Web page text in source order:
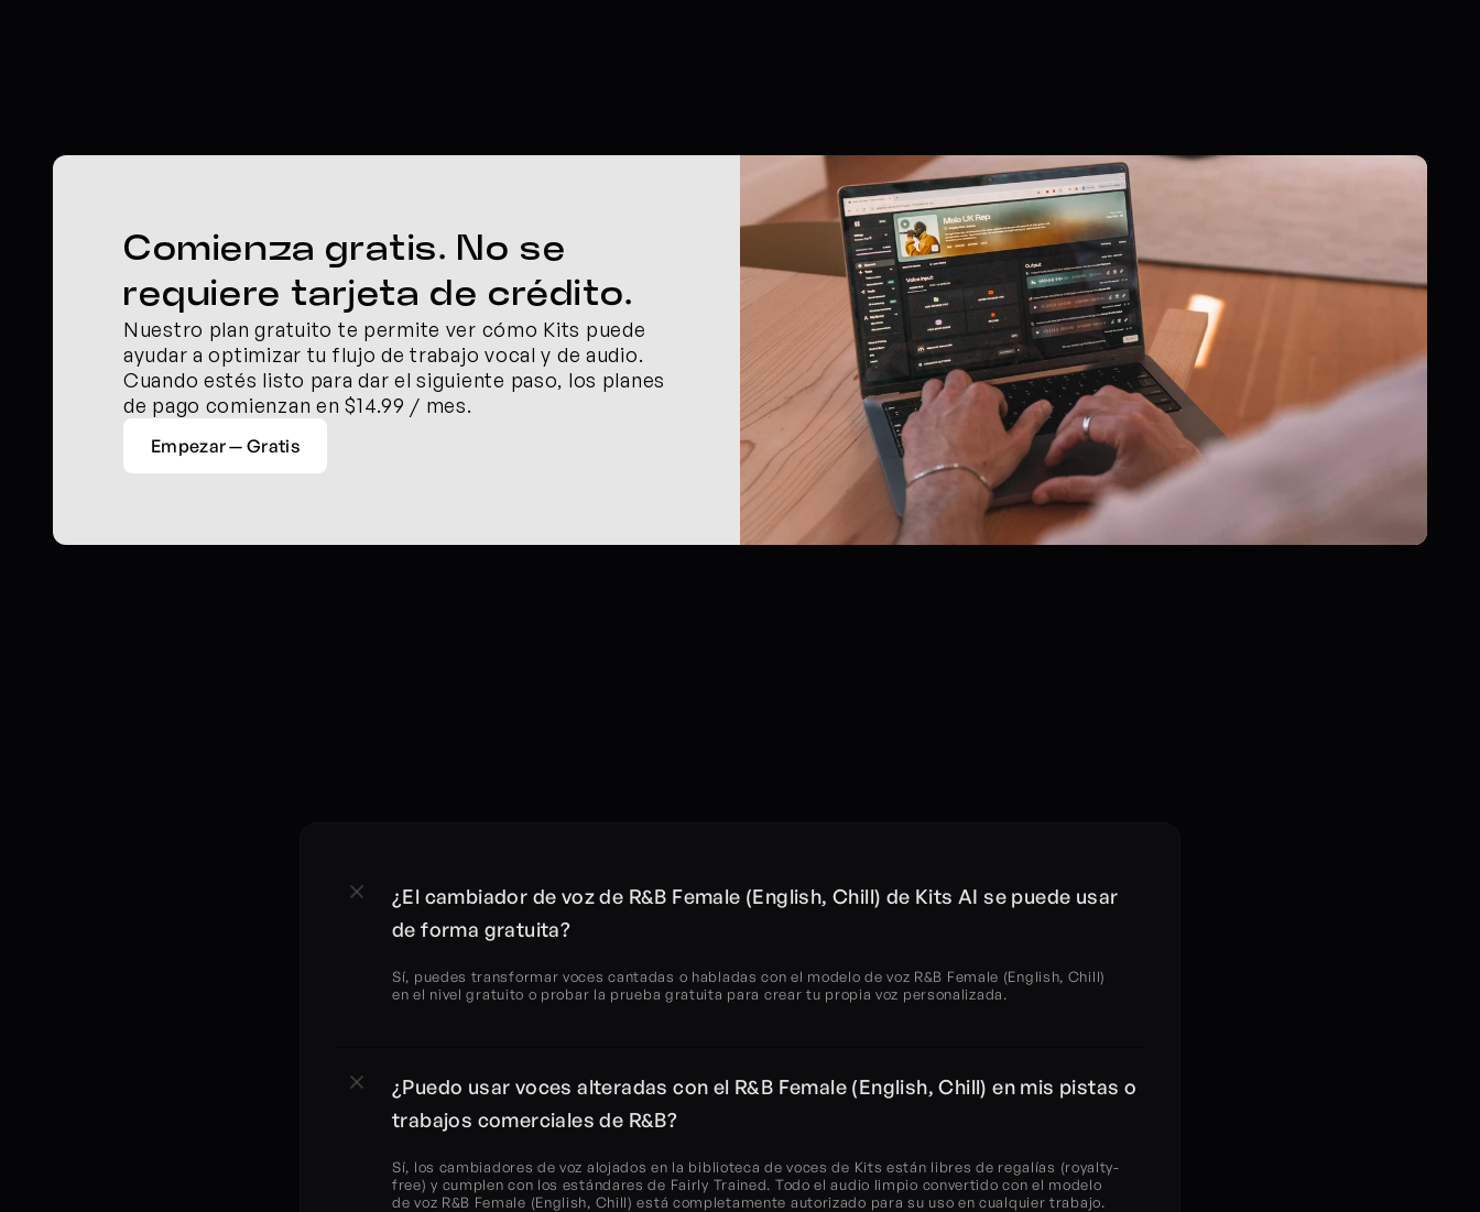
Comienza gratis. No se
requiere tarjeta de crédito.
Nuestro plan gratuito te permite ver cómo Kits puede
ayudar a optimizar tu flujo de trabajo vocal y de audio.
Cuando estés listo para dar el siguiente paso, los planes
de pago comienzan en $14.99 / mes.
Empezar — Gratis
¿El cambiador de voz de R&B Female (English, Chill) de Kits AI se puede usar
de forma gratuita?
Sí, puedes transformar voces cantadas o habladas con el modelo de voz R&B Female (English, Chill)
en el nivel gratuito o probar la prueba gratuita para crear tu propia voz personalizada.
¿Puedo usar voces alteradas con el R&B Female (English, Chill) en mis pistas o
trabajos comerciales de R&B?
Sí, los cambiadores de voz alojados en la biblioteca de voces de Kits están libres de regalías (royalty-
free) y cumplen con los estándares de Fairly Trained. Todo el audio limpio convertido con el modelo
de voz R&B Female (English, Chill) está completamente autorizado para su uso en cualquier trabajo.